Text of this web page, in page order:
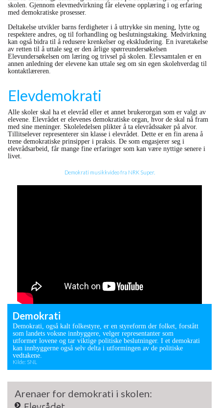
skolen. Gjennom elevmedvirkning får elevene opplæring i og erfaring
med demokratiske prosesser.
Deltakelse utvikler barns ferdigheter i å uttrykke sin mening, lytte og
respektere andres, og til forhandling og beslutningstaking. Medvirkning
kan også bidra til å redusere krenkelser og ekskludering. En ivaretakelse
av retten til å uttale seg er den årlige spørreundersøkelsen
Elevundersøkelsen om læring og trivsel på skolen. Elevsamtalen er en
annen anledning der elevene kan uttale seg om sin egen skolehverdag til
kontaktlæreren.
Elevdemokrati
Alle skoler skal ha et elevråd eller et annet brukerorgan som er valgt av
elevene. Elevrådet er elevenes demokratiske organ, hvor de skal nå fram
med sine meninger. Skoleledelsen plikter å ta elevrådssaker på alvor.
Tillitselever representerer sin klasse i elevrådet. Dette er en fin arena å
trene demokratiske prinsipper i praksis. De som engasjerer seg i
elevrådsarbeid, får mange fine erfaringer som kan være nyttige senere i
livet.
Demokrati musikkvideo fra NRK Super.
Demokrati
Demokrati, også kalt folkestyre, er en styreform der folket, forstått
som landets voksne innbyggere, velger representanter som
utformer lovene og tar viktige politiske beslutninger. I et demokrati
kan innbyggerne også selv delta i utformingen av de politiske
vedtakene.
Kilde: SNL
Arenaer for demokrati i skolen: